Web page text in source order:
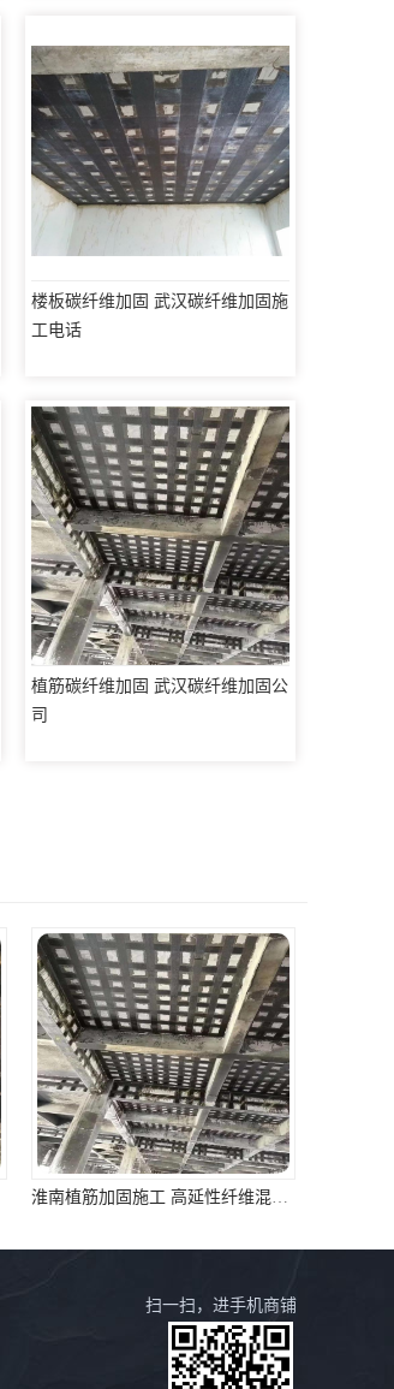
楼板碳纤维加固 武汉碳纤维加固施
工电话
植筋碳纤维加固 武汉碳纤维加固公
司
淮南植筋加固施工 高延性纤维混凝土加固 资质齐全 施工队案例经验..
扫一扫，进手机商铺